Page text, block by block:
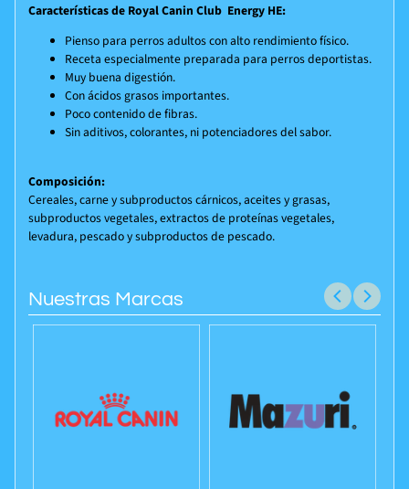
Características de Royal Canin Club Energy HE:
Pienso para perros adultos con alto rendimiento físico.
Receta especialmente preparada para perros deportistas.
Muy buena digestión.
Con ácidos grasos importantes.
Poco contenido de fibras.
Sin aditivos, colorantes, ni potenciadores del sabor.
Composición:
Cereales, carne y subproductos cárnicos, aceites y grasas,
subproductos vegetales, extractos de proteínas vegetales,
levadura, pescado y subproductos de pescado.
Nuestras Marcas